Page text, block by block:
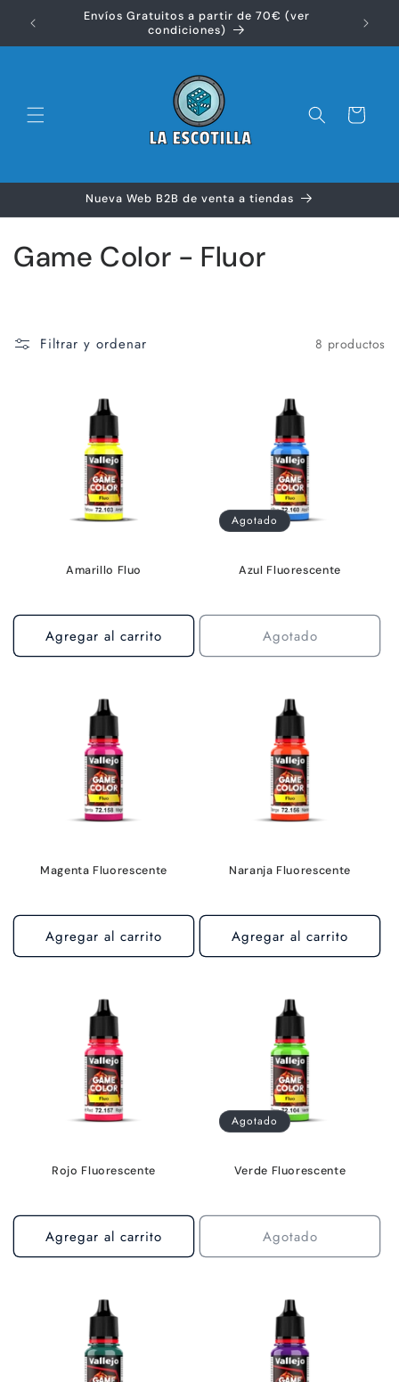
directamenteEnvíos Gratuitos a partir de 70€ (ver
condiciones)
Carrito
Nueva Web B2B de venta a tiendas
C
Game Color - Fluor
Filtrar y ordenar 8 productos
Amarillo Fluo
Agregar al carrito
Agotado
Azul Fluorescente
Agotado
Magenta Fluorescente
Agregar al carrito
Naranja Fluorescente
Agregar al carrito
Rojo Fluorescente
Agregar al carrito
Agotado
Verde Fluorescente
Agotado